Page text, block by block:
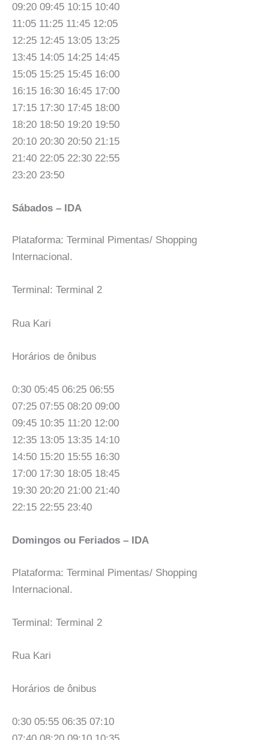
09:20 09:45 10:15 10:40
11:05 11:25 11:45 12:05
12:25 12:45 13:05 13:25
13:45 14:05 14:25 14:45
15:05 15:25 15:45 16:00
16:15 16:30 16:45 17:00
17:15 17:30 17:45 18:00
18:20 18:50 19:20 19:50
20:10 20:30 20:50 21:15
21:40 22:05 22:30 22:55
23:20 23:50
Sábados – IDA
Plataforma: Terminal Pimentas/ Shopping
Internacional.
Terminal: Terminal 2
Rua Kari
Horários de ônibus
0:30 05:45 06:25 06:55
07:25 07:55 08:20 09:00
09:45 10:35 11:20 12:00
12:35 13:05 13:35 14:10
14:50 15:20 15:55 16:30
17:00 17:30 18:05 18:45
19:30 20:20 21:00 21:40
22:15 22:55 23:40
Domingos ou Feriados – IDA
Plataforma: Terminal Pimentas/ Shopping
Internacional.
Terminal: Terminal 2
Rua Kari
Horários de ônibus
0:30 05:55 06:35 07:10